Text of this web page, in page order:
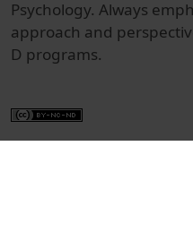
Psychology. Always
approach and
D programs.